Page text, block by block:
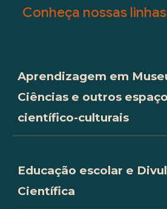
Conheça nossas
Aprendizagem em
Ciências e outros
científico-culturais
Educação escolar e
Científica